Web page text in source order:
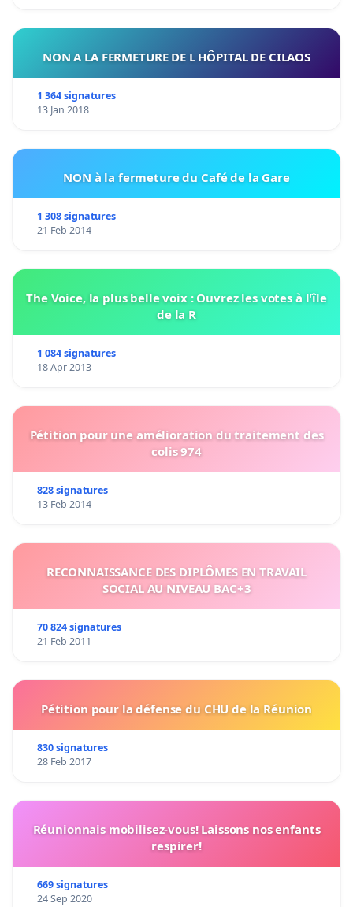
NON A LA FERMETURE DE L HÔPITAL DE CILAOS
1 364 signatures
13 Jan 2018
NON à la fermeture du Café de la Gare
1 308 signatures
21 Feb 2014
The Voice, la plus belle voix : Ouvrez les votes à l'île
de la R
1 084 signatures
18 Apr 2013
Pétition pour une amélioration du traitement des
colis 974
828 signatures
13 Feb 2014
RECONNAISSANCE DES DIPLÔMES EN TRAVAIL
SOCIAL AU NIVEAU BAC+3
70 824 signatures
21 Feb 2011
Pétition pour la défense du CHU de la Réunion
830 signatures
28 Feb 2017
Réunionnais mobilisez-vous! Laissons nos enfants
respirer!
669 signatures
24 Sep 2020